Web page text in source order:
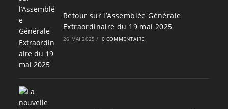
Retour sur l’Assemblée Générale
Extraordinaire du 19 mai 2025
26 MAI 2025 / 0 COMMENTAIRE